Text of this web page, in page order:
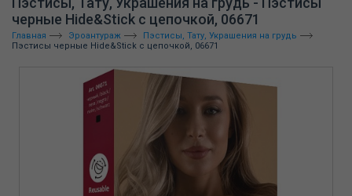
черные Hide&Stick с цепочкой, 06671
Главная Эроантураж
Пэстисы, Тату, Украшения на грудь
Пэстисы черные Hide&Stick с цепочкой, 06671